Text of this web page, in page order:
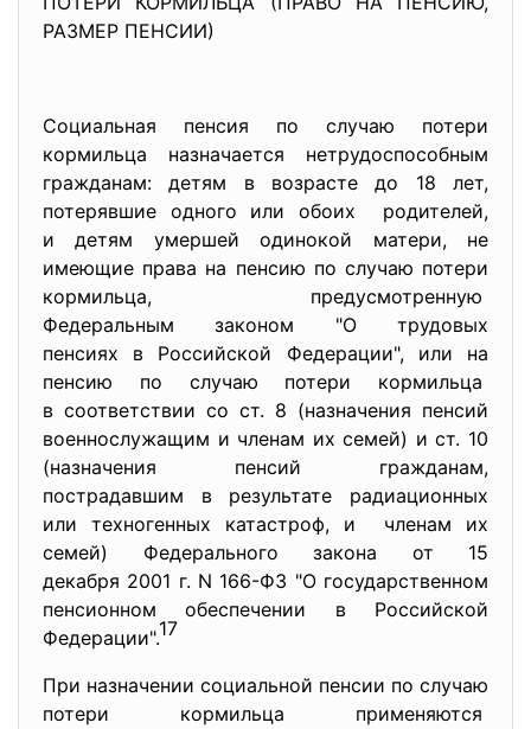
РАЗМЕР ПЕНСИИ)
Социальная пенсия по случаю потери
кормильца назначается нетрудоспособным
гражданам: детям в возрасте до 18 лет,
потерявшие одного или обоих родителей,
и детям умершей одинокой матери, не
имеющие права на пенсию по случаю потери
кормильца, предусмотренную
Федеральным законом "О трудовых
пенсиях в Российской Федерации", или на
пенсию по случаю потери кормильца
в соответствии со ст. 8 (назначения пенсий
военнослужащим и членам их семей) и ст. 10
(назначения пенсий гражданам,
пострадавшим в результате радиационных
или техногенных катастроф, и членам их
семей) Федерального закона от 15
декабря 2001 г. N 166-ФЗ "О государственном
пенсионном обеспечении в Российской
Федерации".17
При назначении социальной пенсии по случаю
потери кормильца применяются